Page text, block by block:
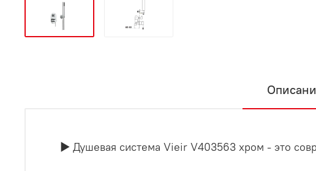
▶ Душевая система Vieir V403563 хром - это